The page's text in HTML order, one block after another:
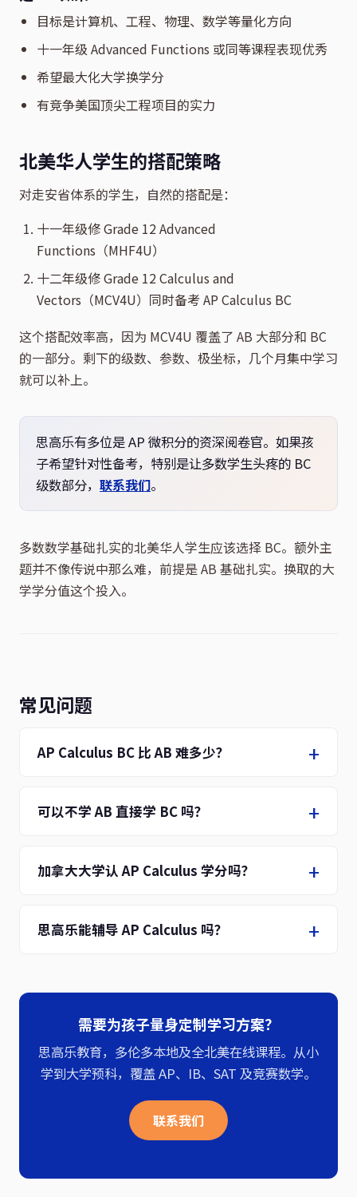
目标是计算机、工程、物理、数学等量化方向
十一年级 Advanced Functions 或同等课程表现优秀
希望最大化大学换学分
有竞争美国顶尖工程项目的实力
北美华人学生的搭配策略
对走安省体系的学生，自然的搭配是：
十一年级修 Grade 12 Advanced
Functions（MHF4U）
十二年级修 Grade 12 Calculus and
Vectors（MCV4U）同时备考 AP Calculus BC
这个搭配效率高，因为 MCV4U 覆盖了 AB 大部分和 BC
的一部分。剩下的级数、参数、极坐标，几个月集中学习
就可以补上。
思高乐有多位是 AP 微积分的资深阅卷官。如果孩
子希望针对性备考，特别是让多数学生头疼的 BC
级数部分， 联系我们。
多数数学基础扎实的北美华人学生应该选择 BC。额外主
题并不像传说中那么难，前提是 AB 基础扎实。换取的大
学学分值这个投入。
常见问题
AP Calculus BC 比 AB 难多少？
可以不学 AB 直接学 BC 吗？
加拿大大学认 AP Calculus 学分吗？
思高乐能辅导 AP Calculus 吗？
需要为孩子量身定制学习方案？
思高乐教育，多伦多本地及全北美在线课程。从小
学到大学预科，覆盖 AP、IB、SAT 及竞赛数学。
联系我们